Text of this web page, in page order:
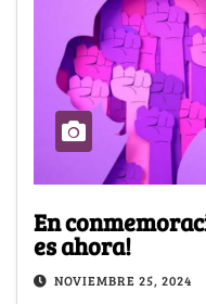
En
es ahora!
NOVIEMBRE 25, 2024